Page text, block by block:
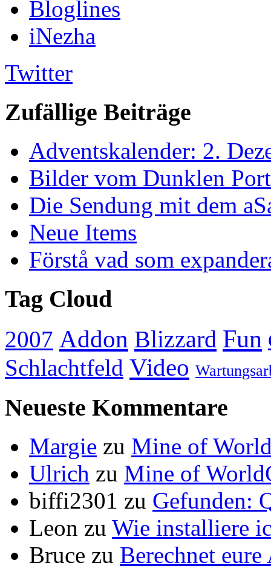
Bloglines
iNezha
Twitter
Zufällige Beiträge
Adventskalender: 2.
Bilder vom Dunklen
Die Sendung mit dem
Neue Items
Förstå vad som
Tag Cloud
2007 Addon Blizzard Fun
Schlachtfeld Video
Neueste Kommentare
Margie zu Mine of
Ulrich zu Mine of
biffi2301 zu Gefunden:
Leon zu Wie installiere
Bruce zu Berechnet